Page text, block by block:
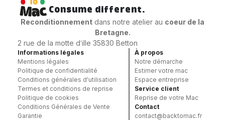
Consume different.
Reconditionnement dans notre atelier au coeur de la
Bretagne.
2 rue de la motte d’ille 35830 Betton
Informations légales
Mentions légales
Politique de confidentialité
Conditions générales d'utilisation
Termes et conditions de reprise
Politique de cookies
Conditions Générales de Vente
Garantie
À propos
Notre démarche
Estimer votre mac
Espace entreprise
Service client
Reprise de votre Mac
Contact
contact@backtomac.fr